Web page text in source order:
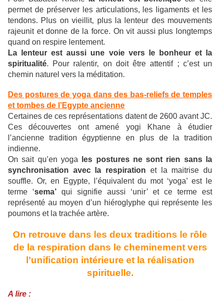
permet de préserver les articulations, les ligaments et les
tendons. Plus on vieillit, plus la lenteur des mouvements
rajeunit et donne de la force. On vit aussi plus longtemps
quand on respire lentement.
La lenteur est aussi une voie vers le bonheur et la
spiritualité. Pour ralentir, on doit être attentif ; c’est un
chemin naturel vers la méditation.
Des postures de yoga dans des bas-reliefs de temples
et tombes de l’Egypte ancienne
Certaines de ces représentations datent de 2600 avant JC.
Ces découvertes ont amené yogi Khane à étudier
l’ancienne tradition égyptienne en plus de la tradition
indienne.
On sait qu’en yoga
les postures ne sont rien sans la
synchronisation avec la respiration et la maitrise du
souffle. Or, en Egypte, l’équivalent du mot ‘yoga’ est le
terme ‘sema’ qui signifie aussi ‘unir’ et ce terme est
représenté au moyen d’un hiéroglyphe qui représente les
poumons et la trachée artère.
On retrouve dans les deux traditions le rôle
de la respiration dans le cheminement vers
l’unification intérieure et la réalisation
spirituelle.
A lire :